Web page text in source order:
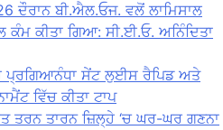
ਬੀ.ਐਲ.ਓਜ. ਵਲੋਂ ਲਾਮਿਸਾਲ
ਕੰਮ ਕੀਤਾ ਗਿਆ: ਸੀ.ਈ.ਓ. ਅਨਿੰਦਿਤਾ
ਪ੍ਰਗਿਆਨੰਧਾ ਸੇਂਟ ਲੁਈਸ ਰੈਪਿਡ ਅਤੇ
ਵਿੱਚ ਕੀਤਾ ਟਾਪ
ਤਾਰਨ ਜ਼ਿਲ੍ਹੇ ‘ਚ ਘਰ-ਘਰ ਗਣਨਾ